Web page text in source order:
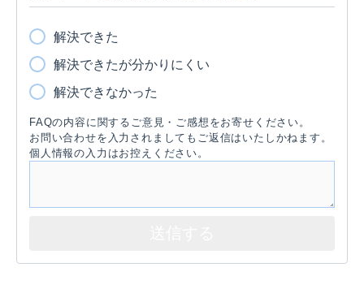
解決できた
解決できたが分かりにくい
解決できなかった
FAQの内容に関するご意見・ご感想をお寄せください。
お問い合わせを入力されましてもご返信はいたしかねます。
個人情報の入力はお控えください。